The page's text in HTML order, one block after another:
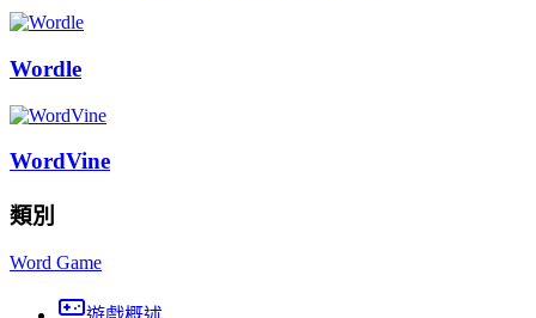
Wordle
WordVine
類別
Word Game